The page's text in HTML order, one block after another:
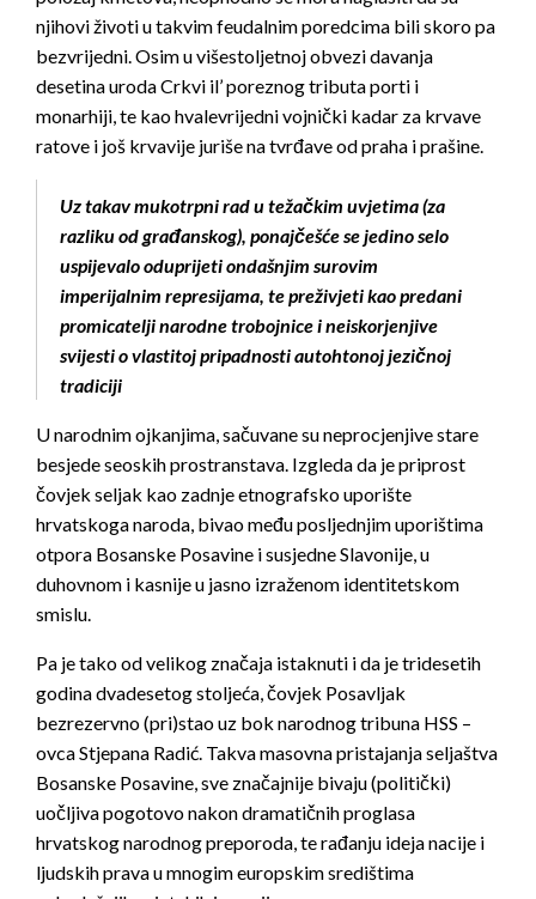
njihovi životi u takvim feudalnim poredcima bili skoro pa
bezvrijedni. Osim u višestoljetnoj obvezi davanja
desetina uroda Crkvi il’ poreznog tributa porti i
monarhiji, te kao hvalevrijedni vojnički kadar za krvave
ratove i još krvavije juriše na tvrđave od praha i prašine.
Uz takav mukotrpni rad u težačkim uvjetima (za
razliku od građanskog), ponajčešće se jedino selo
uspijevalo oduprijeti ondašnjim surovim
imperijalnim represijama, te preživjeti kao predani
promicatelji narodne trobojnice i neiskorjenjive
svijesti o vlastitoj pripadnosti autohtonoj jezičnoj
tradiciji
U narodnim ojkanjima, sačuvane su neprocjenjive stare
besjede seoskih prostranstava. Izgleda da je priprost
čovjek seljak kao zadnje etnografsko uporište
hrvatskoga naroda, bivao među posljednjim uporištima
otpora Bosanske Posavine i susjedne Slavonije, u
duhovnom i kasnije u jasno izraženom identitetskom
smislu.
Pa je tako od velikog značaja istaknuti i da je tridesetih
godina dvadesetog stoljeća, čovjek Posavljak
bezrezervno (pri)stao uz bok narodnog tribuna HSS –
ovca Stjepana Radić. Takva masovna pristajanja seljaštva
Bosanske Posavine, sve značajnije bivaju (politički)
uočljiva pogotovo nakon dramatičnih proglasa
hrvatskog narodnog preporoda, te rađanju ideja nacije i
ljudskih prava u mnogim europskim središtima